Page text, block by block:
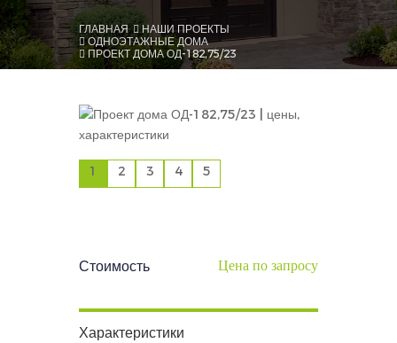
ГЛАВНАЯ
НАШИ ПРОЕКТЫ
ОДНОЭТАЖНЫЕ ДОМА
ПРОЕКТ ДОМА ОД-182,75/23
1 2 3 4 5
Стоимость Цена по запросу
Характеристики